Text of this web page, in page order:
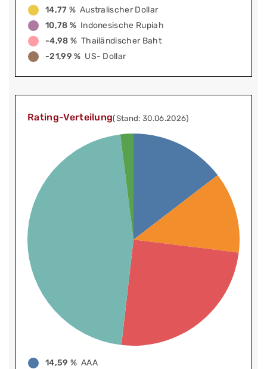
14,77 % Australischer Dollar
10,78 % Indonesische Rupiah
-4,98 % Thailändischer Baht
-21,99 % US- Dollar
Rating-Verteilung(Stand: 30.06.2026)
14,59 % AAA